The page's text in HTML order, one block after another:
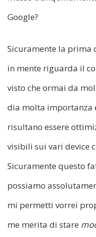
Google?
Sicuramente la prima
in mente riguarda il
visto che ormai da
dia molta importanza
risultano essere
visibili sui vari device
Sicuramente questo
possiamo
mi permetti vorrei
me merita di stare